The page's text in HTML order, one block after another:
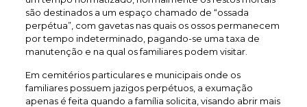
são destinados a um espaço chamado de “ossada
perpétua”, com gavetas nas quais os ossos permanecem
por tempo indeterminado, pagando-se uma taxa de
manutenção e na qual os familiares podem visitar.
Em cemitérios particulares e municipais onde os
familiares possuem jazigos perpétuos, a exumação
apenas é feita quando a família solicita, visando abrir mais